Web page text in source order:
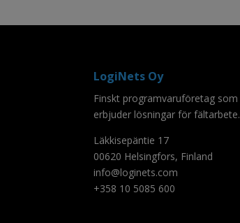
LogiNets Oy
Finskt programvaruföretag som
erbjuder lösningar för fältarbete.
Läkkisepäntie 17
00620 Helsingfors, Finland
info@loginets.com
+358 10 5085 600